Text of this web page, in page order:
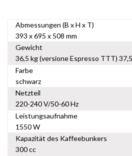
Abmessungen (B x H x T)
393 x 695 x 508 mm
Gewicht
36,5 kg (versione Espresso TTT)
Farbe
schwarz
Netzteil
220-240 V/50-60 Hz
Leistungsaufnahme
1550 W
Kapazität des Kaffeebunkers
300 cc